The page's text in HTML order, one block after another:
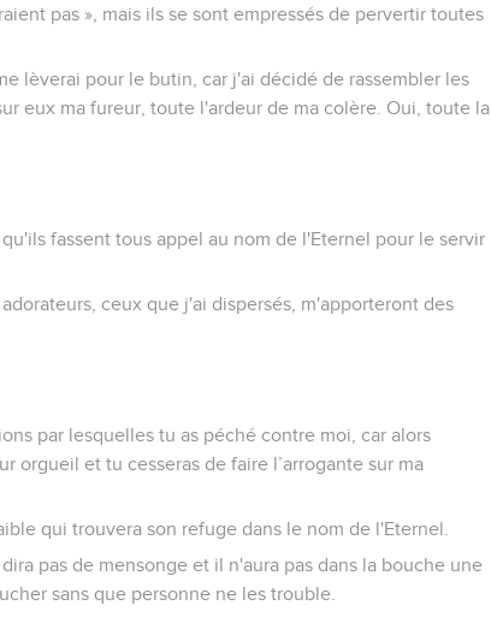
pas », mais ils se sont empressés de pervertir toutes
lèverai pour le butin, car j'ai décidé de rassembler les
eux ma fureur, toute l'ardeur de ma colère. Oui, toute la
fassent tous appel au nom de l'Eternel pour le servir
ceux que j'ai dispersés, m'apporteront des
par lesquelles tu as péché contre moi, car alors
orgueil et tu cesseras de faire l’arrogante sur ma
qui trouvera son refuge dans le nom de l'Eternel.
pas de mensonge et il n'aura pas dans la bouche une
sans que personne ne les trouble.